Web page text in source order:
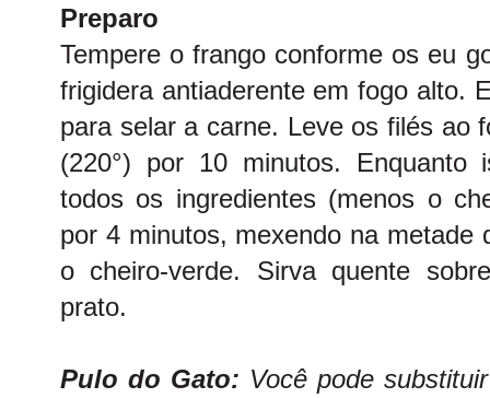
Preparo
Tempere o frango conforme os eu
frigidera antiaderente em fogo alto.
para selar a carne. Leve os filés ao
(220°) por 10 minutos.
todos os ingredientes (menos o
por 4 minutos, mexendo na metade
o cheiro-verde. Sirva quente
prato.
Pulo do Gato: Você pode